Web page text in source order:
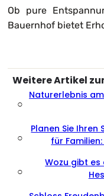
Ob pure
Bauernhof bietet
Weitere Artikel
○
Naturerlebnis
○
Planen Sie
für
○
Wozu gibt